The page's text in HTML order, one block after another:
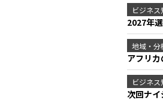
ビジネス
2027年
地域・分
アフリ
ビジネス
次回ナ